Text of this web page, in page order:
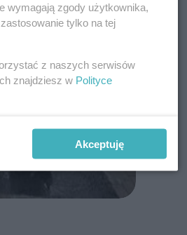
wymagają zgody użytkownika,
tylko na tej
z naszych serwisów
znajdziesz w Polityce
Akceptuję